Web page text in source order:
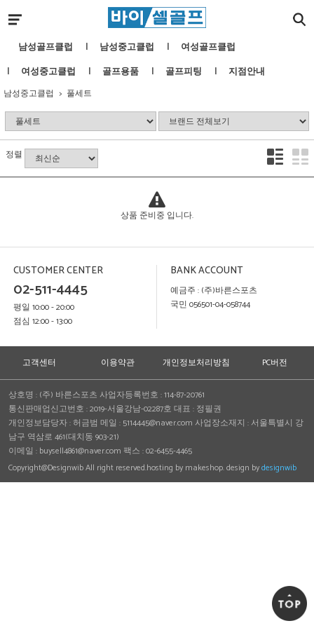
남성골프클럽 남성중고클럽
여성골프클럽
여성중고클럽
골프용품 골프피팅 지점안내
남성중고클럽 풀세트
정렬
상품 준비중 입니다.
CUSTOMER CENTER
02-511-4445
평일 10:00 - 20:00
점심 12:00 - 13:00
BANK ACCOUNT
예금주 : (주)바른스포츠
국민 056501-04-058744
고객센터 이용약관 개인정보처리방침 PC버전
상호명 : (주) 바른스포츠 사업자등록번호 :114-87-20761
통신판매업신고번호 :2019-서울강남-02287호 대표 : 정필권
개인정보담당자 : 허금범 메일 : 5114445@naver.com 사업장소재지 : 서울특별시 강
남구 역삼로 461(대치동 903-21)
이메일 : buysell4861@naver.com 팩스 :02-6455-4465
Copyright@Designwib All right reserved.hosting by makeshop. design bydesignwib